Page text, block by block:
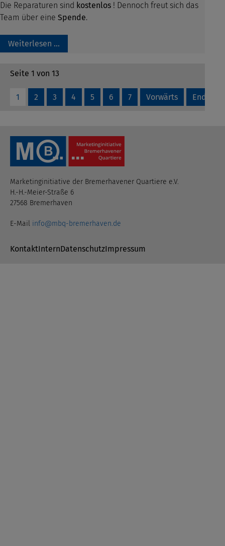
Die Reparaturen sind kostenlos ! Dennoch freut sich das
Team über eine Spende.
Weiterlesen …
Seite 1 von 13
1 2 3 4 5 6 7 Vorwärts Ende
Marketinginitiative der Bremerhavener Quartiere e.V.
H.-H.-Meier-Straße 6
27568 Bremerhaven
E-Mail info@mbq-bremerhaven.de
Navigation überspringen
KontaktInternDatenschutzImpressum